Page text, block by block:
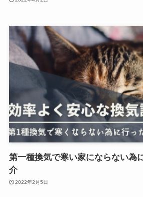
第一種換気で寒い家にならない為
介
2022年2月5日